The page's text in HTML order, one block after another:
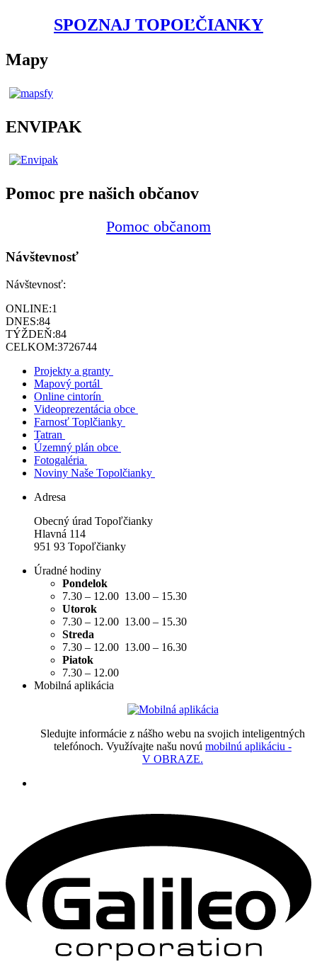
SPOZNAJ TOPOĽČIANKY
Mapy
ENVIPAK
Pomoc pre našich občanov
Pomoc občanom
Návštevnosť
Návštevnosť:
ONLINE:1
DNES:84
TÝŽDEŇ:84
CELKOM:3726744
Projekty a granty
Mapový portál
Online cintorín
Videoprezentácia obce
Farnosť Toplčianky
Tatran
Územný plán obce
Fotogaléria
Noviny Naše Topolčianky
Adresa
Obecný úrad Topoľčianky
Hlavná 114
951 93 Topoľčianky
Úradné hodiny
Pondelok
7.30 – 12.00 13.00 – 15.30
Utorok
7.30 – 12.00 13.00 – 15.30
Streda
7.30 – 12.00 13.00 – 16.30
Piatok
7.30 – 12.00
Mobilná aplikácia
Sledujte informácie z nášho webu na svojich inteligentných
telefónoch. Využívajte našu novú mobilnú aplikáciu -
V OBRAZE.